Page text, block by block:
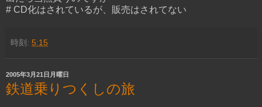
# CD化はされているが、販売はされてない
時刻: 5:15
2005年3月21日月曜日
鉄道乗りつくしの旅